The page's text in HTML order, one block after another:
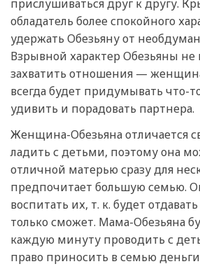
прислушиваться друг к другу.
обладатель более спокойного
удержать Обезьяну от
Взрывной характер Обезьяны не
захватить отношения —
всегда будет придумывать что-
удивить и порадовать партнера.
Женщина-Обезьяна отличается
ладить с детьми, поэтому она
отличной матерью сразу для
предпочитает большую семью.
воспитать их, т. к. будет
только сможет. Мама-Обезьяна
каждую минуту проводить с
право приносить в семью